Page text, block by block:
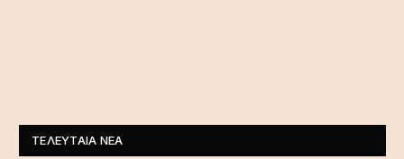
ΤΕΛΕΥΤΑΊΑ ΝΈΑ